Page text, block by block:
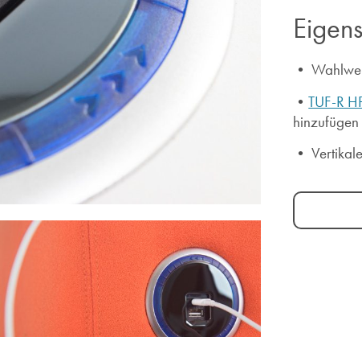
•
•TUF-R
hinzufügen
•